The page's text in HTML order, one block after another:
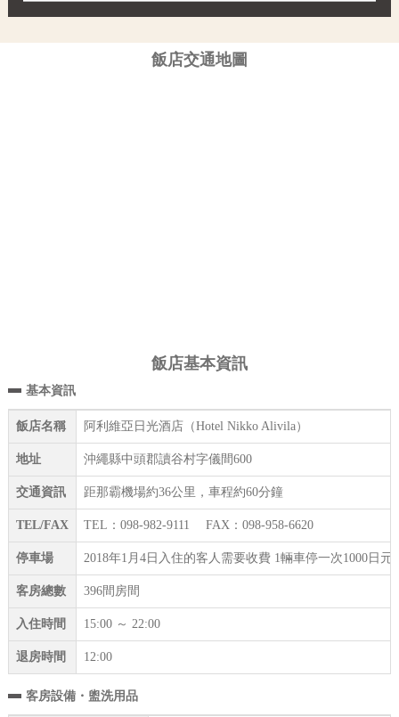
飯店交通地圖
飯店基本資訊
基本資訊
飯店名稱 阿利維亞日光酒店（Hotel Nikko Alivila）
地址 沖繩縣中頭郡讀谷村字儀間600
交通資訊 距那霸機場約36公里，車程約60分鐘
TEL/FAX TEL：098-982-9111 FAX：098-958-6620
停車場 2018年1月4日入住的客人需要收費 1輛車停一次1000日元
客房總數 396間房間
入住時間 15:00 ～ 22:00
退房時間 12:00
客房設備・盥洗用品